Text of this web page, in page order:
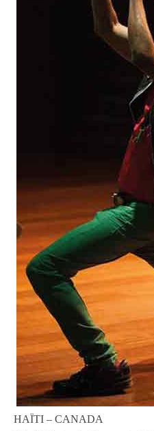
HAÏTI – CANADA